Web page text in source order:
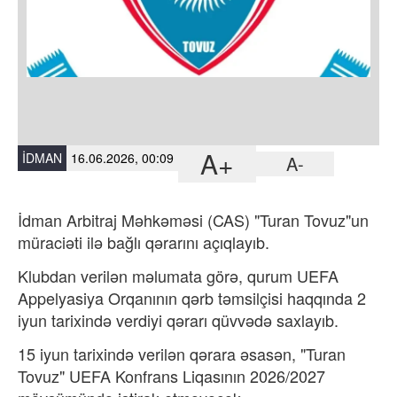
İDMAN 16.06.2026, 00:09 A+ A-
İdman Arbitraj Məhkəməsi (CAS) "Turan Tovuz"un
müraciəti ilə bağlı qərarını açıqlayıb.
Klubdan verilən məlumata görə, qurum UEFA
Appelyasiya Orqanının qərb təmsilçisi haqqında 2
iyun tarixində verdiyi qərarı qüvvədə saxlayıb.
15 iyun tarixində verilən qərara əsasən, "Turan
Tovuz" UEFA Konfrans Liqasının 2026/2027